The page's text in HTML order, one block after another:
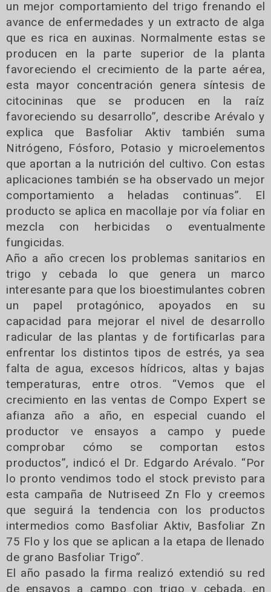
un mejor comportamiento del trigo frenando el
avance de enfermedades y un extracto de alga
que es rica en auxinas. Normalmente estas se
producen en la parte superior de la planta
favoreciendo el crecimiento de la parte aérea,
esta mayor concentración genera síntesis de
citocininas que se producen en la raíz
favoreciendo su desarrollo”, describe Arévalo y
explica que Basfoliar Aktiv también suma
Nitrógeno, Fósforo, Potasio y microelementos
que aportan a la nutrición del cultivo. Con estas
aplicaciones también se ha observado un mejor
comportamiento a heladas continuas”. El
producto se aplica en macollaje por vía foliar en
mezcla con herbicidas o eventualmente
fungicidas.
Año a año crecen los problemas sanitarios en
trigo y cebada lo que genera un marco
interesante para que los bioestimulantes cobren
un papel protagónico, apoyados en su
capacidad para mejorar el nivel de desarrollo
radicular de las plantas y de fortificarlas para
enfrentar los distintos tipos de estrés, ya sea
falta de agua, excesos hídricos, altas y bajas
temperaturas, entre otros. “Vemos que el
crecimiento en las ventas de Compo Expert se
afianza año a año, en especial cuando el
productor ve ensayos a campo y puede
comprobar cómo se comportan estos
productos”, indicó el Dr. Edgardo Arévalo. “Por
lo pronto vendimos todo el stock previsto para
esta campaña de Nutriseed Zn Flo y creemos
que seguirá la tendencia con los productos
intermedios como Basfoliar Aktiv, Basfoliar Zn
75 Flo y los que se aplican a la etapa de llenado
de grano Basfoliar Trigo”.
El año pasado la firma realizó extendió su red
de ensayos a campo con trigo y cebada, en